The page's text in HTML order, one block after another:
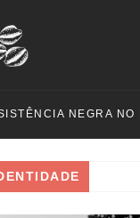
NEGRA NO